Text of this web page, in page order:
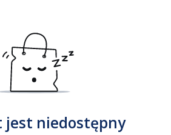
jest niedostępny